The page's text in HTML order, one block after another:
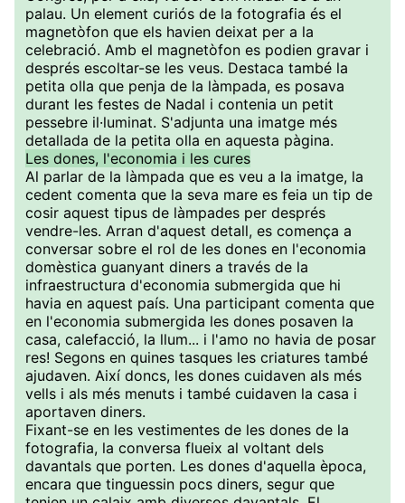
palau. Un element curiós de la fotografia és el
magnetòfon que els havien deixat per a la
celebració. Amb el magnetòfon es podien gravar i
després escoltar-se les veus. Destaca també la
petita olla que penja de la làmpada, es posava
durant les festes de Nadal i contenia un petit
pessebre il·luminat. S'adjunta una imatge més
detallada de la petita olla en aquesta pàgina.
Les dones, l'economia i les cures
Al parlar de la làmpada que es veu a la imatge, la
cedent comenta que la seva mare es feia un tip de
cosir aquest tipus de làmpades per després
vendre-les. Arran d'aquest detall, es comença a
conversar sobre el rol de les dones en l'economia
domèstica guanyant diners a través de la
infraestructura d'economia submergida que hi
havia en aquest país. Una participant comenta que
en l'economia submergida les dones posaven la
casa, calefacció, la llum... i l'amo no havia de posar
res! Segons en quines tasques les criatures també
ajudaven. Així doncs, les dones cuidaven als més
vells i als més menuts i també cuidaven la casa i
aportaven diners.
Fixant-se en les vestimentes de les dones de la
fotografia, la conversa flueix al voltant dels
davantals que porten. Les dones d'aquella època,
encara que tinguessin pocs diners, segur que